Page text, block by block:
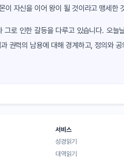
이 자신을 이어 왕이 될 것이라고 맹세한
그로 인한 갈등을 다루고 있습니다. 오
권력의 남용에 대해 경계하고, 정의와
서비스
성경읽기
대역읽기